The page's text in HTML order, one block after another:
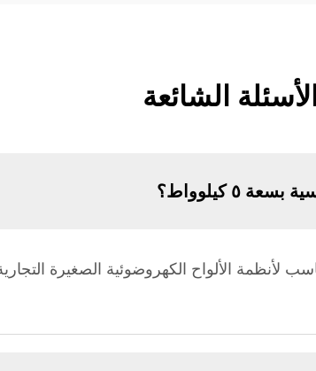
الأسئلة الشائعة
كيلوواط؟
تيار متناوب، وهو مناسب لأنظمة الألواح الكهروضوئية